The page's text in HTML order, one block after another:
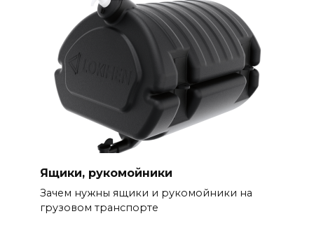
Ящики, рукомойники
Зачем нужны ящики и рукомойники на
грузовом транспорте